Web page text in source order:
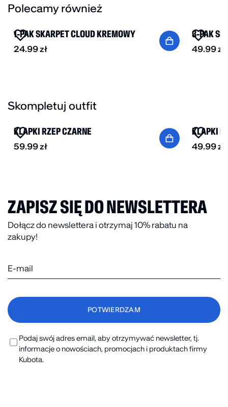
Regulowany pasek pozwala na szybkie i wygodne
dopasowanie czapki do indywidualnych potrzeb.
Comfy-clubową grafikę na czapce zaprojektował
specjalnie dla nas artysta
@holiday.works.
Polecamy również
BESTSELLER
1-PAK SKARPET CLOUD KREMOWY
24.99zł
3-PAK
49.99zł
Skompletuj outfit
BESTSELLER
KLAPKI RZEP CZARNE
59.99zł
KLAPKI
49.99zł
ZAPISZ SIĘ DO NEWSLETTERA
Dołącz do newslettera i otrzymaj 10% rabatu na
zakupy!
Podaj swój adres email, aby otrzymywać newsletter, tj.
informacje o nowościach, promocjach i produktach firmy
Kubota.